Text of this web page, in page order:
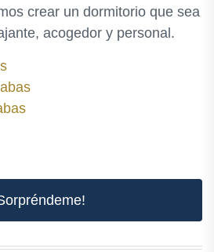
crear un dormitorio que sea
acogedor y personal.